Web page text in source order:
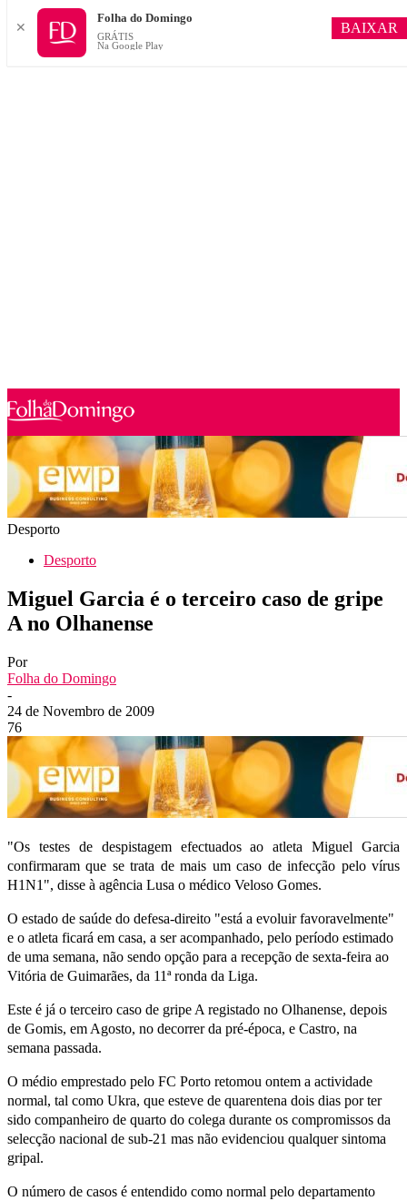
Desporto
Desporto
Miguel Garcia é o terceiro caso de gripe
A no Olhanense
Por
Folha do Domingo
-
24 de Novembro de 2009
76
"Os testes de despistagem efectuados ao atleta Miguel Garcia
confirmaram que se trata de mais um caso de infecção pelo vírus
H1N1", disse à agência Lusa o médico Veloso Gomes.
O estado de saúde do defesa-direito "está a evoluir favoravelmente"
e o atleta ficará em casa, a ser acompanhado, pelo período estimado
de uma semana, não sendo opção para a recepção de sexta-feira ao
Vitória de Guimarães, da 11ª ronda da Liga.
Este é já o terceiro caso de gripe A registado no Olhanense, depois
de Gomis, em Agosto, no decorrer da pré-época, e Castro, na
semana passada.
O médio emprestado pelo FC Porto retomou ontem a actividade
normal, tal como Ukra, que esteve de quarentena dois dias por ter
sido companheiro de quarto do colega durante os compromissos da
selecção nacional de sub-21 mas não evidenciou qualquer sintoma
gripal.
O número de casos é entendido como normal pelo departamento
✕
Folha do Domingo
GRÁTIS
Na Google Play
BAIXAR